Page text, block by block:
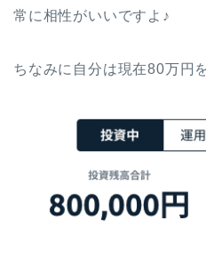
常に相性がいいですよ♪
ちなみに自分は現在80万円